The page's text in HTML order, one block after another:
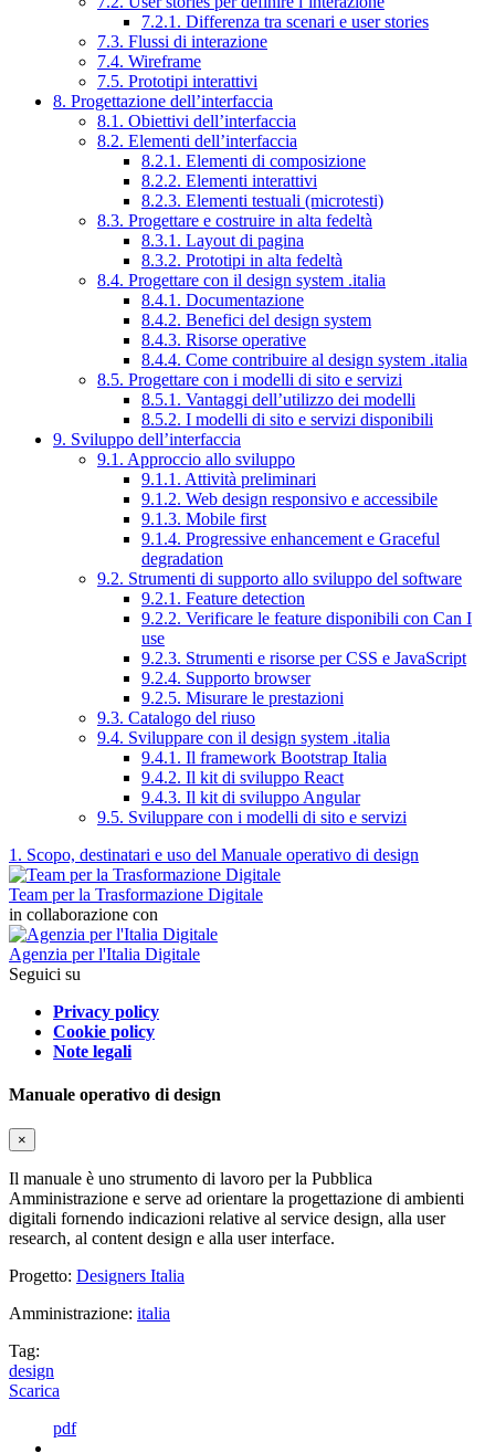
7.2.1. Differenza tra scenari e user stories
7.3. Flussi di interazione
7.4. Wireframe
7.5. Prototipi interattivi
8. Progettazione dell’interfaccia
8.1. Obiettivi dell’interfaccia
8.2. Elementi dell’interfaccia
8.2.1. Elementi di composizione
8.2.2. Elementi interattivi
8.2.3. Elementi testuali (microtesti)
8.3. Progettare e costruire in alta fedeltà
8.3.1. Layout di pagina
8.3.2. Prototipi in alta fedeltà
8.4. Progettare con il design system .italia
8.4.1. Documentazione
8.4.2. Benefici del design system
8.4.3. Risorse operative
8.4.4. Come contribuire al design system .italia
8.5. Progettare con i modelli di sito e servizi
8.5.1. Vantaggi dell’utilizzo dei modelli
8.5.2. I modelli di sito e servizi disponibili
9. Sviluppo dell’interfaccia
9.1. Approccio allo sviluppo
9.1.1. Attività preliminari
9.1.2. Web design responsivo e accessibile
9.1.3. Mobile first
9.1.4. Progressive enhancement e Graceful
degradation
9.2. Strumenti di supporto allo sviluppo del software
9.2.1. Feature detection
9.2.2. Verificare le feature disponibili con Can I
use
9.2.3. Strumenti e risorse per CSS e JavaScript
9.2.4. Supporto browser
9.2.5. Misurare le prestazioni
9.3. Catalogo del riuso
9.4. Sviluppare con il design system .italia
9.4.1. Il framework Bootstrap Italia
9.4.2. Il kit di sviluppo React
9.4.3. Il kit di sviluppo Angular
9.5. Sviluppare con i modelli di sito e servizi
1. Scopo, destinatari e uso del Manuale operativo di design
Team per la Trasformazione Digitale
in collaborazione con
Agenzia per l'Italia Digitale
Seguici su
Privacy policy
Cookie policy
Note legali
Manuale operativo di design
×
Il manuale è uno strumento di lavoro per la Pubblica
Amministrazione e serve ad orientare la progettazione di ambienti
digitali fornendo indicazioni relative al service design, alla user
research, al content design e alla user interface.
Progetto: Designers Italia
Amministrazione: italia
Tag:
design
Scarica
pdf